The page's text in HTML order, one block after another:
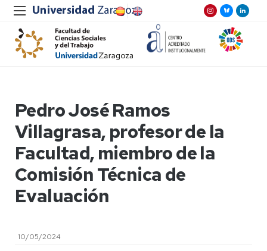
Pedro José Ramos
Villagrasa, profesor de la
Facultad, miembro de la
Comisión Técnica de
Evaluación
10/05/2024